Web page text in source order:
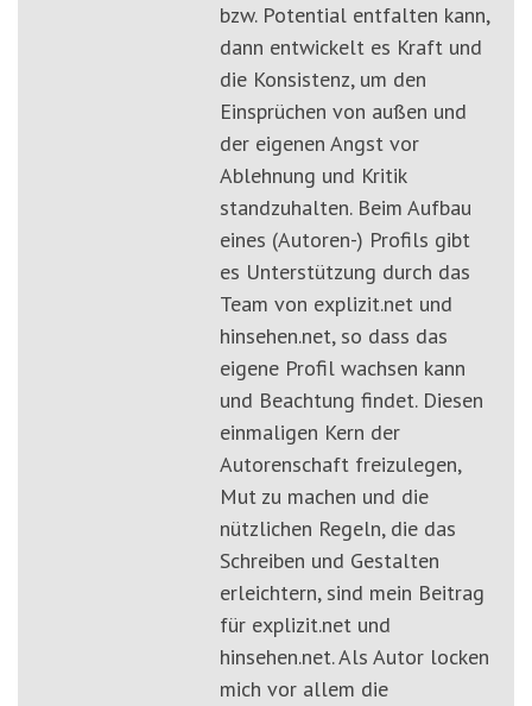
bzw. Potential entfalten kann,
dann entwickelt es Kraft und
die Konsistenz, um den
Einsprüchen von außen und
der eigenen Angst vor
Ablehnung und Kritik
standzuhalten. Beim Aufbau
eines (Autoren-) Profils gibt
es Unterstützung durch das
Team von explizit.net und
hinsehen.net, so dass das
eigene Profil wachsen kann
und Beachtung findet. Diesen
einmaligen Kern der
Autorenschaft freizulegen,
Mut zu machen und die
nützlichen Regeln, die das
Schreiben und Gestalten
erleichtern, sind mein Beitrag
für explizit.net und
hinsehen.net. Als Autor locken
mich vor allem die